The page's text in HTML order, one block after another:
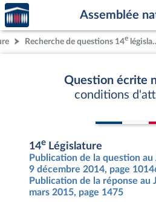
Aller au contenu
Aller en bas de la page
Accèder
à la
page
d'accueil
Assemblée
Recherche de questions 14e législature
Question écrite
conditions
14e Législature
Publication de la question
9 décembre 2014, page
Publication de la réponse au
mars 2015, page 1475